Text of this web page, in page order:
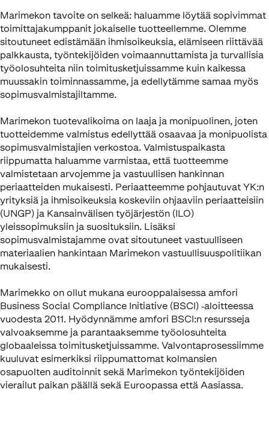
Marimekon tavoite on selkeä: haluamme löytää sopivimmat
toimittajakumppanit jokaiselle tuotteellemme. Olemme
sitoutuneet edistämään ihmisoikeuksia, elämiseen riittävää
palkkausta, työntekijöiden voimaannuttamista ja turvallisia
työolosuhteita niin toimitusketjuissamme kuin kaikessa
muussakin toiminnassamme, ja edellytämme samaa myös
sopimusvalmistajiltamme.
Marimekon tuotevalikoima on laaja ja monipuolinen, joten
tuotteidemme valmistus edellyttää osaavaa ja monipuolista
sopimusvalmistajien verkostoa. Valmistuspaikasta
riippumatta haluamme varmistaa, että tuotteemme
valmistetaan arvojemme ja vastuullisen hankinnan
periaatteiden mukaisesti. Periaatteemme pohjautuvat YK:n
yrityksiä ja ihmisoikeuksia koskeviin ohjaaviin periaatteisiin
(UNGP) ja Kansainvälisen työjärjestön (ILO)
yleissopimuksiin ja suosituksiin. Lisäksi
sopimusvalmistajamme ovat sitoutuneet vastuulliseen
materiaalien hankintaan Marimekon vastuullisuuspolitiikan
mukaisesti.
Marimekko on ollut mukana eurooppalaisessa amfori
Business Social Compliance Initiative (BSCI) ‑aloitteessa
vuodesta 2011. Hyödynnämme amfori BSCI:n resursseja
valvoaksemme ja parantaaksemme työolosuhteita
globaaleissa toimitusketjuissamme. Valvontaprosessiimme
kuuluvat esimerkiksi riippumattomat kolmansien
osapuolten auditoinnit sekä Marimekon työntekijöiden
vierailut paikan päällä sekä Euroopassa että Aasiassa.